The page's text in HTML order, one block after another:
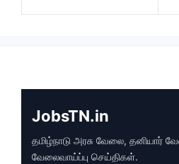
JobsTN.in
தமிழ்நாடு அரசு வேலை, தனியார்
வேலைவாய்ப்பு செய்திகள்.